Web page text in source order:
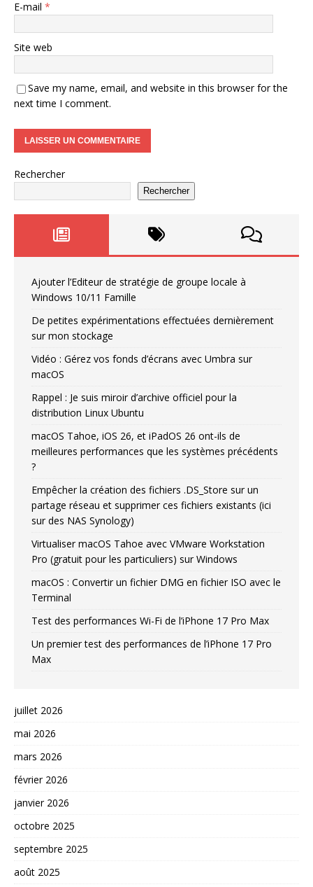
E-mail *
Site web
Save my name, email, and website in this browser for the
next time I comment.
Rechercher
Rechercher
Ajouter l’Editeur de stratégie de groupe locale à
Windows 10/11 Famille
De petites expérimentations effectuées dernièrement
sur mon stockage
Vidéo : Gérez vos fonds d’écrans avec Umbra sur
macOS
Rappel : Je suis miroir d’archive officiel pour la
distribution Linux Ubuntu
macOS Tahoe, iOS 26, et iPadOS 26 ont-ils de
meilleures performances que les systèmes précédents
?
Empêcher la création des fichiers .DS_Store sur un
partage réseau et supprimer ces fichiers existants (ici
sur des NAS Synology)
Virtualiser macOS Tahoe avec VMware Workstation
Pro (gratuit pour les particuliers) sur Windows
macOS : Convertir un fichier DMG en fichier ISO avec le
Terminal
Test des performances Wi-Fi de l’iPhone 17 Pro Max
Un premier test des performances de l’iPhone 17 Pro
Max
juillet 2026
mai 2026
mars 2026
février 2026
janvier 2026
octobre 2025
septembre 2025
août 2025